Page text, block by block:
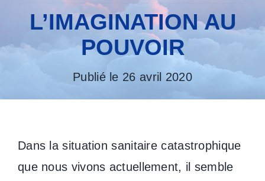
Conférences et Manifestations
L’IMAGINATION AU
POUVOIR
Publié le 26 avril 2020
Dans la situation sanitaire catastrophique
que nous vivons actuellement, il semble